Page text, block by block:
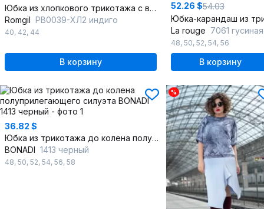
Юбка из хлопкового трикотажа с высокой посадкой и имитацией плиссе
Romgil РВ0039-ХЛ2 индиго
40, 42, 44
В корзину
52.26 $54.03
La rouge 7061 гусиная-
48, 50, 52, 54, 56
В корзину
36.82 $
Юбка из трикотажа до колена полуприлегающего силуэта
BONADI 1413 черный
48, 50, 52, 54, 56, 58
%